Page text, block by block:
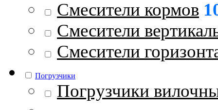
Смесители кормов
Смесители
Смесители
Погрузчики
Погрузчики